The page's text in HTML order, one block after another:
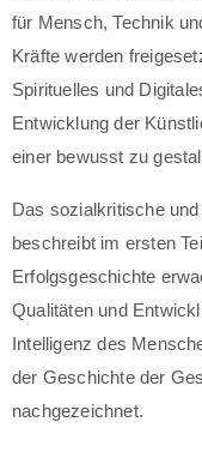
für Mensch, Technik
Kräfte werden
Spirituelles und
Entwicklung der
einer bewusst zu
Das sozialkritische
beschreibt im ersten
Erfolgsgeschichte
Qualitäten und
Intelligenz des
der Geschichte der
nachgezeichnet.